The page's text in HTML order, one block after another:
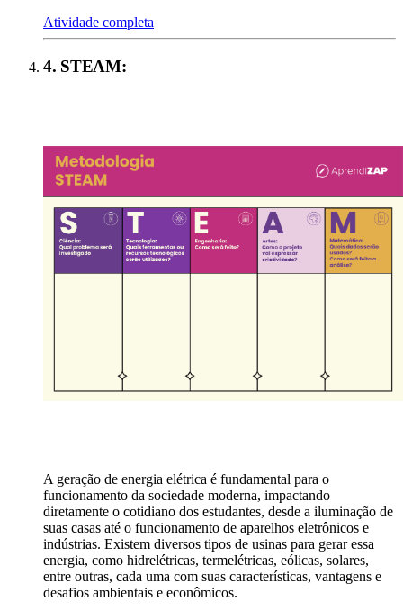
Atividade completa
4. STEAM:
A geração de energia elétrica é fundamental para o
funcionamento da sociedade moderna, impactando
diretamente o cotidiano dos estudantes, desde a iluminação de
suas casas até o funcionamento de aparelhos eletrônicos e
indústrias. Existem diversos tipos de usinas para gerar essa
energia, como hidrelétricas, termelétricas, eólicas, solares,
entre outras, cada uma com suas características, vantagens e
desafios ambientais e econômicos.